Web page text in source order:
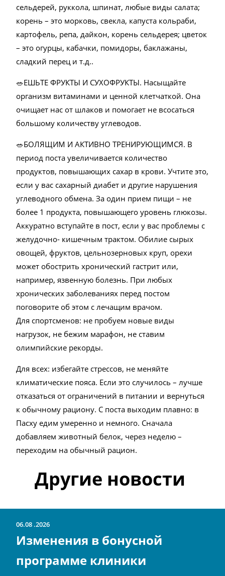
сельдерей, руккола, шпинат, любые виды салата;
корень – это морковь, свекла, капуста кольраби,
картофель, репа, дайкон, корень сельдерея; цветок
– это огурцы, кабачки, помидоры, баклажаны,
сладкий перец и т.д..
🥗ЕШЬТЕ ФРУКТЫ И СУХОФРУКТЫ. Насыщайте
организм витаминами и ценной клетчаткой. Она
очищает нас от шлаков и помогает не всосаться
большому количеству углеводов.
🥗БОЛЯЩИМ И АКТИВНО ТРЕНИРУЮЩИМСЯ. В
период поста увеличивается количество
продуктов, повышающих сахар в крови. Учтите это,
если у вас сахарный диабет и другие нарушения
углеводного обмена. За один прием пищи – не
более 1 продукта, повышающего уровень глюкозы.
Аккуратно вступайте в пост, если у вас проблемы с
желудочно- кишечным трактом. Обилие сырых
овощей, фруктов, цельнозерновых круп, орехи
может обострить хронический гастрит или,
например, язвенную болезнь. При любых
хронических заболеваниях перед постом
поговорите об этом с лечащим врачом.
Для спортсменов: не пробуем новые виды
нагрузок, не бежим марафон, не ставим
олимпийские рекорды.
Для всех: избегайте стрессов, не меняйте
климатические пояса. Если это случилось – лучше
отказаться от ограничений в питании и вернуться
к обычному рациону. С поста выходим плавно: в
Пасху едим умеренно и немного. Сначала
добавляем животный белок, через неделю –
переходим на обычный рацион.
Другие новости
06.08 2026
Изменения в бонусной
программе клиники